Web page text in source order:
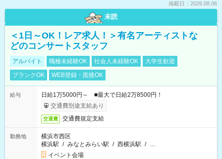
掲載日：2026.08.06
未読
＜1日～OK！レア求人！＞有名アーティストな
どのコンサートスタッフ
アルバイト 職種未経験OK 社会人未経験OK
大学生歓迎
ブランクOK
WEB登録・面接OK
給与
日給1万5000円～ ■最大で日給2万8500円！
交通費別途支給あり
交通費 交通費規定支給
勤務地
横浜市西区
横浜駅 / みなとみらい駅 / 西横浜駅 / …
イベント会場